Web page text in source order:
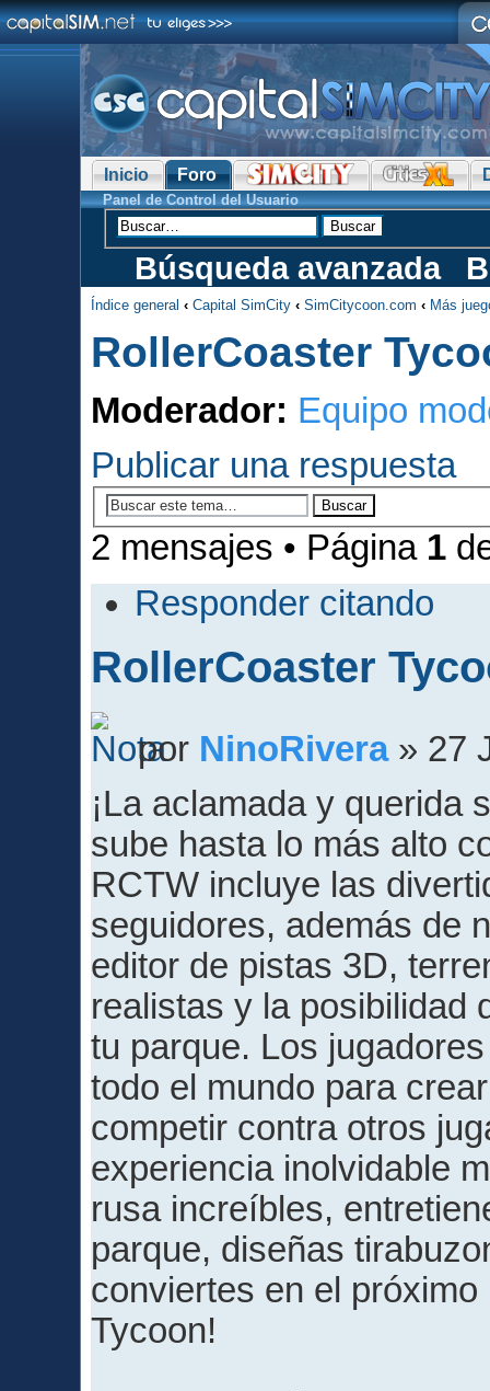
Inicio Foro
Panel de Control del Usuario
Búsqueda avanzada
Índice general ‹ Capital SimCity ‹ SimCitycoon.com ‹ Más
RollerCoaster
Moderador: Equipo
Publicar una respuesta
2 mensajes • Página 1
Responder citando
RollerCoaster
por NinoRivera» 27
¡La aclamada y querida
sube hasta lo más alto
RCTW incluye las
seguidores, además de
editor de pistas 3D,
realistas y la posibilidad
tu parque. Los
todo el mundo para
competir contra otros
experiencia inolvidable
rusa increíbles,
parque, diseñas
conviertes en el
Tycoon!